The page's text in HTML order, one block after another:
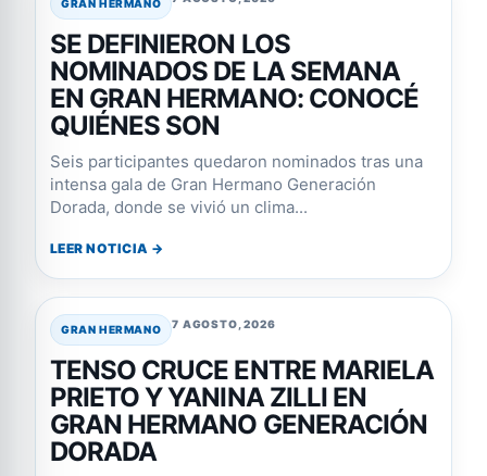
GRAN HERMANO
SE DEFINIERON LOS
NOMINADOS DE LA SEMANA
EN GRAN HERMANO: CONOCÉ
QUIÉNES SON
Seis participantes quedaron nominados tras una
intensa gala de Gran Hermano Generación
Dorada, donde se vivió un clima...
LEER NOTICIA →
GRAN HERMANO 7 AGOSTO, 2026
TENSO CRUCE ENTRE MARIELA
PRIETO Y YANINA ZILLI EN
GRAN HERMANO GENERACIÓN
DORADA